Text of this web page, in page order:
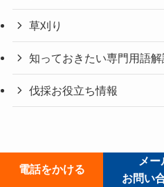
草刈り
知っておきたい専門用語解
伐採お役立ち情報
電話をかける
メー
お問い